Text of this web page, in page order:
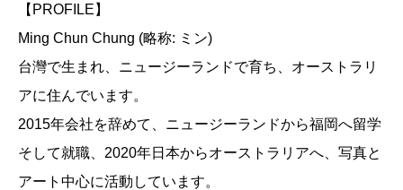
【PROFILE】
Ming Chun Chung (略称: ミン)
台灣で生まれ、ニュージーランドで育ち、オーストラリ
アに住んでいます。
2015年会社を辞めて、ニュージーランドから福岡へ留学
そして就職、2020年日本からオーストラリアへ、写真と
アート中心に活動しています。